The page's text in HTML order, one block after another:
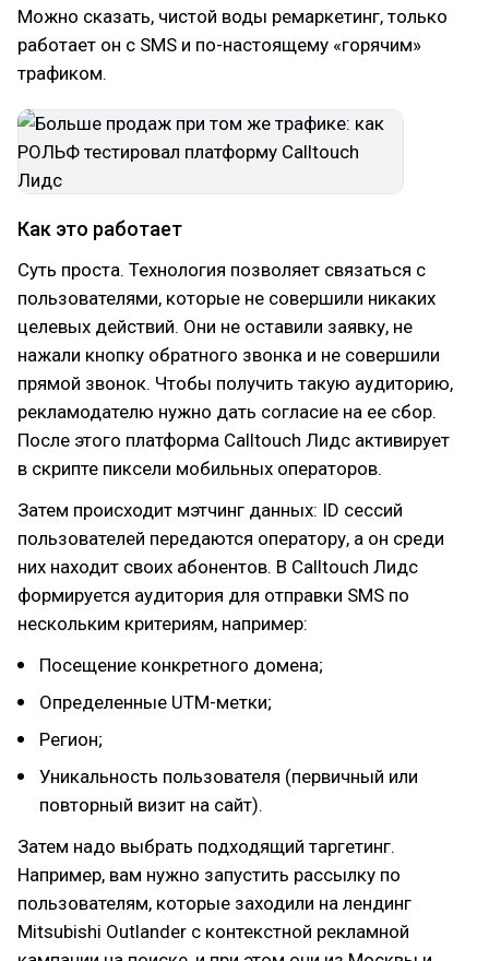
Можно сказать, чистой воды ремаркетинг, только
работает он с SMS и по-настоящему «горячим»
трафиком.
Как это работает
Суть проста. Технология позволяет связаться с
пользователями, которые не совершили никаких
целевых действий. Они не оставили заявку, не
нажали кнопку обратного звонка и не совершили
прямой звонок. Чтобы получить такую аудиторию,
рекламодателю нужно дать согласие на ее сбор.
После этого платформа Calltouch Лидс активирует
в скрипте пиксели мобильных операторов.
Затем происходит мэтчинг данных: ID сессий
пользователей передаются оператору, а он среди
них находит своих абонентов. В Calltouch Лидс
формируется аудитория для отправки SMS по
нескольким критериям, например:
Посещение конкретного домена;
Определенные UTM-метки;
Регион;
Уникальность пользователя (первичный или
повторный визит на сайт).
Затем надо выбрать подходящий таргетинг.
Например, вам нужно запустить рассылку по
пользователям, которые заходили на лендинг
Mitsubishi Outlander с контекстной рекламной